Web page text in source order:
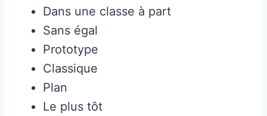
Dans une classe à part
Sans égal
Prototype
Classique
Plan
Le plus tôt